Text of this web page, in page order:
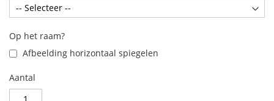
Op het raam?
Afbeelding horizontaal spiegelen
Aantal